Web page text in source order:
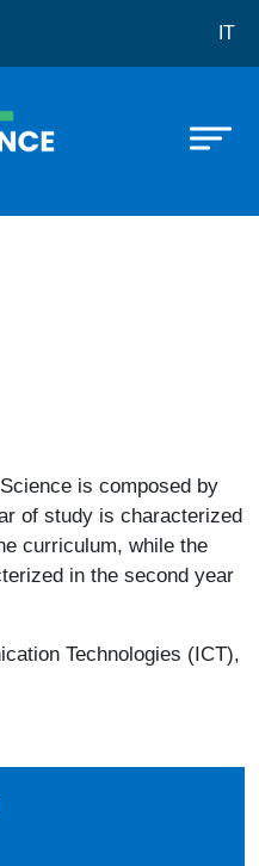
IT
is composed by
of study is characterized
curriculum, while the
in the second year
Technologies (ICT),